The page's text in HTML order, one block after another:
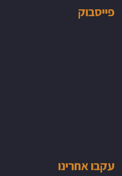
פייסבוק
עקבו אחרינו